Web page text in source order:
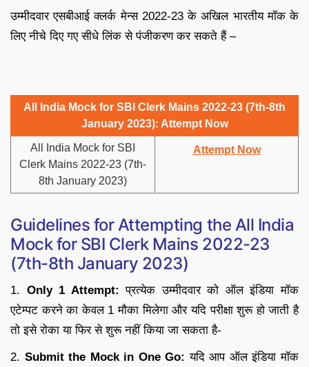
उम्मीदवार एसबीआई क्लर्क मेन्स 2022-23 के अखिल भारतीय मॉक के
लिए नीचे दिए गए सीधे लिंक से पंजीकरण कर सकते हैं –
All India Mock for SBI Clerk Mains 2022-23 (7th-8th
January 2023): Attempt Now
All India Mock for SBI
Clerk Mains 2022-23 (7th-
8th January 2023)
Attempt Now
Guidelines for Attempting the All India
Mock for SBI Clerk Mains 2022-23
(7th-8th January 2023)
1. Only 1 Attempt: प्रत्येक उम्मीदवार को ऑल इंडिया मॉक
एटेम्पट करने का केवल 1 मौका मिलेगा और यदि परीक्षा शुरू हो जाती है
तो इसे रोका या फिर से शुरू नहीं किया जा सकता है-
2. Submit the Mock in One Go: यदि आप ऑल इंडिया मॉक